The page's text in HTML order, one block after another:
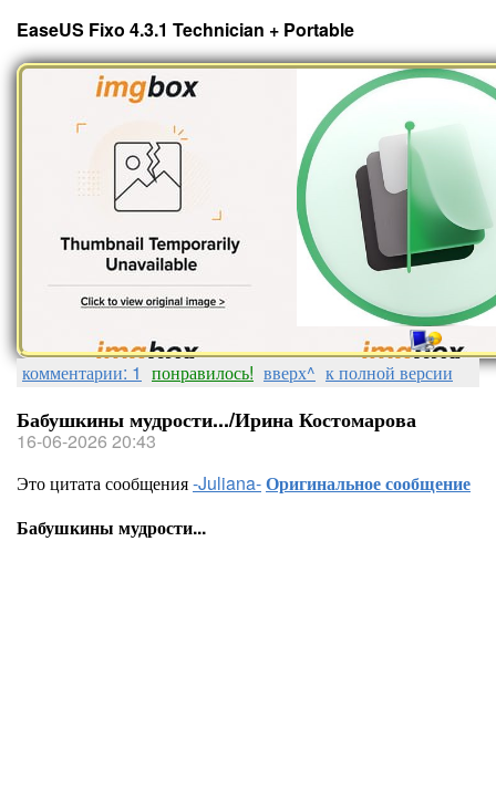
EaseUS Fixo 4.3.1 Technician + Portable
комментарии: 1 понравилось! вверх^ к полной версии
Бабушкины мудрости.../Ирина Костомарова
16-06-2026 20:43
Это цитата сообщения-Juliana-Оригинальное сообщение
Бабушкины мудрости...